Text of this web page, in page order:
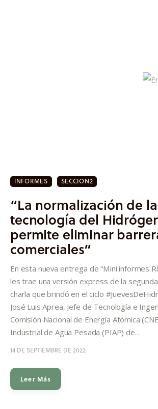
Investigación
Proyectos
Informes
INFORMES SECCION2
“La normalización de la
tecnología del
permite eliminar
comerciales”
En esta nueva entrega de “Mini informes
les trae una versión express de la
charla que brindó en el ciclo
José Luis Aprea, Jefe de Tecnología e
Comisión Nacional de Energía Atómica
Industrial de Agua Pesada (PIAP) de…
14 DE SEPTIEMBRE DE 2022
Leer Más